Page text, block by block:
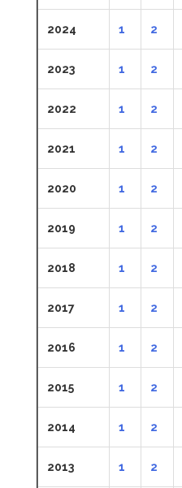
2024 1 2
2023 1 2
2022 1 2
2021 1 2
2020 1 2
2019 1 2
2018 1 2
2017 1 2
2016 1 2
2015 1 2
2014 1 2
2013 1 2